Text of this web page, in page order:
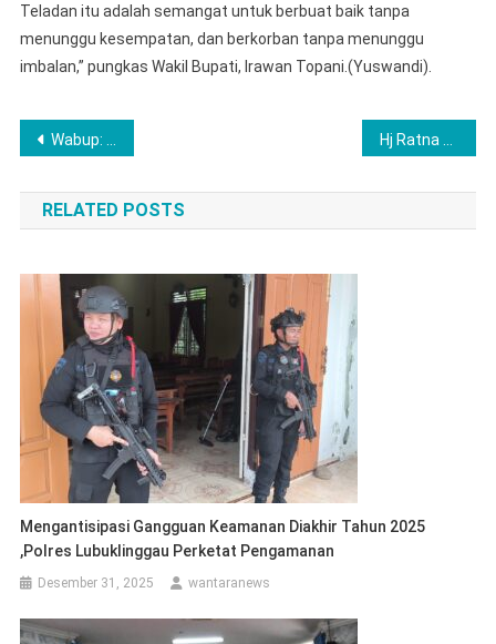
Teladan itu adalah semangat untuk berbuat baik tanpa
menunggu kesempatan, dan berkorban tanpa menunggu
imbalan,” pungkas Wakil Bupati, Irawan Topani.(Yuswandi).
Navigasi
pos
Wabup: Posyandu Tidak Hanya Berfokus Pada Kesehatan Namun Memiliki Peran Yang Sangat Luas
RELATED POSTS
Mengantisipasi Gangguan Keamanan Diakhir Tahun 2025
,Polres Lubuklinggau Perketat Pengamanan
Desember 31, 2025 wantaranews